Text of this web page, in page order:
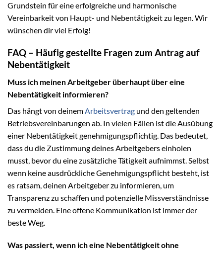
Grundstein für eine erfolgreiche und harmonische
Vereinbarkeit von Haupt- und Nebentätigkeit zu legen. Wir
wünschen dir viel Erfolg!
FAQ – Häufig gestellte Fragen zum Antrag auf
Nebentätigkeit
Muss ich meinen Arbeitgeber überhaupt über eine
Nebentätigkeit informieren?
Das hängt von deinem Arbeitsvertrag und den geltenden
Betriebsvereinbarungen ab. In vielen Fällen ist die Ausübung
einer Nebentätigkeit genehmigungspflichtig. Das bedeutet,
dass du die Zustimmung deines Arbeitgebers einholen
musst, bevor du eine zusätzliche Tätigkeit aufnimmst. Selbst
wenn keine ausdrückliche Genehmigungspflicht besteht, ist
es ratsam, deinen Arbeitgeber zu informieren, um
Transparenz zu schaffen und potenzielle Missverständnisse
zu vermeiden. Eine offene Kommunikation ist immer der
beste Weg.
Was passiert, wenn ich eine Nebentätigkeit ohne